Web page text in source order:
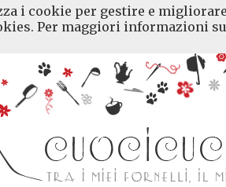
i cookie per gestire e
Per maggiori informazioni